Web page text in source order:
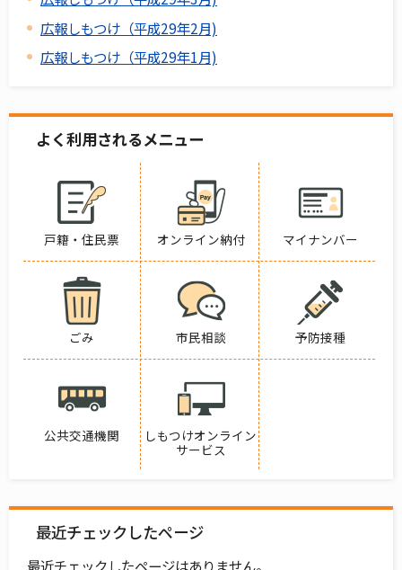
広報しもつけ（平成29年2月)
広報しもつけ（平成29年1月)
よく利用されるメニュー
戸籍・住民票 オンライン納付 マイナンバー
ごみ 市民相談 予防接種
公共交通機関
しもつけオンライン
サービス
最近チェックしたページ
最近チェックしたページはありません。